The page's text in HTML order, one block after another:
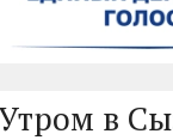
Утром в